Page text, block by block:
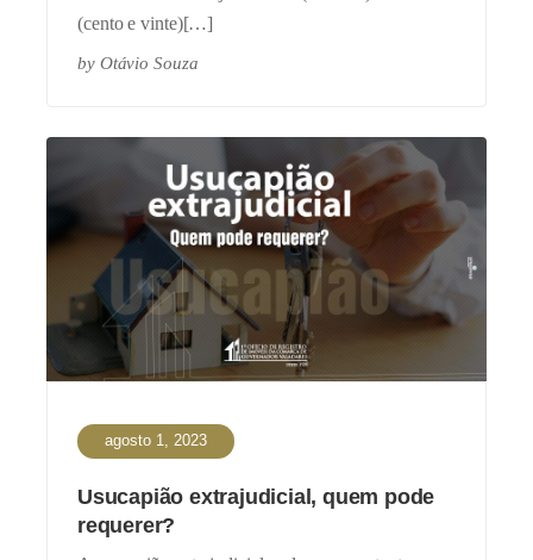
(cento e vinte)[…]
by Otávio Souza
agosto 1, 2023
Usucapião extrajudicial, quem pode
requerer?